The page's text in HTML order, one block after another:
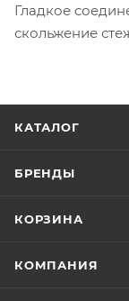
Гладкое
скольжение
КАТАЛОГ
БРЕНДЫ
КОРЗИНА
КОМПАНИЯ